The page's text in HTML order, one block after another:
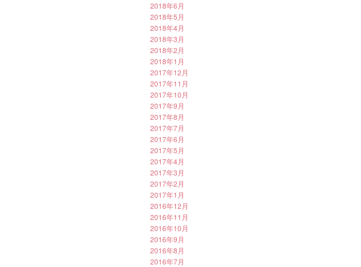
2018年6月
2018年5月
2018年4月
2018年3月
2018年2月
2018年1月
2017年12月
2017年11月
2017年10月
2017年9月
2017年8月
2017年7月
2017年6月
2017年5月
2017年4月
2017年3月
2017年2月
2017年1月
2016年12月
2016年11月
2016年10月
2016年9月
2016年8月
2016年7月